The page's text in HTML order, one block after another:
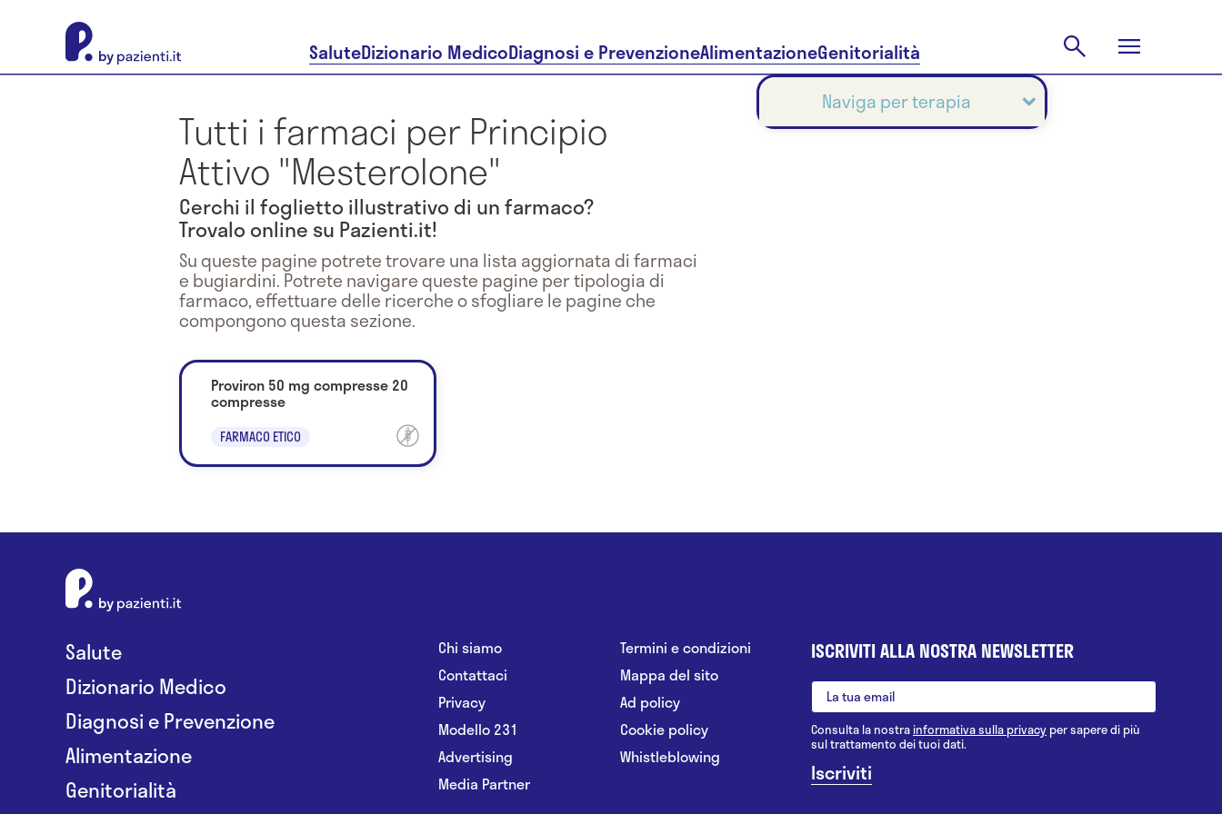
SaluteDizionario MedicoDiagnosi e PrevenzioneAlimentazioneGenitorialità
Tutti i farmaci per Principio
Attivo "Mesterolone"
Cerchi il foglietto illustrativo di un farmaco?
Trovalo online su Pazienti.it!
Su queste pagine potrete trovare una lista aggiornata di farmaci
e bugiardini. Potrete navigare queste pagine per tipologia di
farmaco, effettuare delle ricerche o sfogliare le pagine che
compongono questa sezione.
Proviron 50 mg compresse 20
compresse
FARMACO ETICO
Naviga per terapia
Salute
Dizionario Medico
Diagnosi e Prevenzione
Alimentazione
Genitorialità
Chi siamo
Contattaci
Privacy
Modello 231
Advertising
Media Partner
Termini e condizioni
Mappa del sito
Ad policy
Cookie policy
Whistleblowing
ISCRIVITI ALLA NOSTRA NEWSLETTER
Consulta la nostrainformativa sulla privacy per sapere di più
sul trattamento dei tuoi dati.